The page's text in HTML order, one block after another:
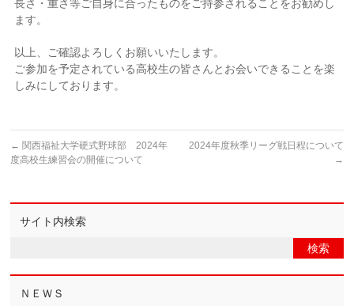
長さ・重さ等ご自身に合ったものをご持参されることをお勧めし
ます。
以上、ご確認よろしくお願いいたします。
ご参加を予定されている高校生の皆さんとお会いできることを楽
しみにしております。
← 関西福祉大学硬式野球部 2024年
度高校生練習会の開催について
2024年度秋季リーグ戦日程について
→
サイト内検索
ＮＥＷＳ